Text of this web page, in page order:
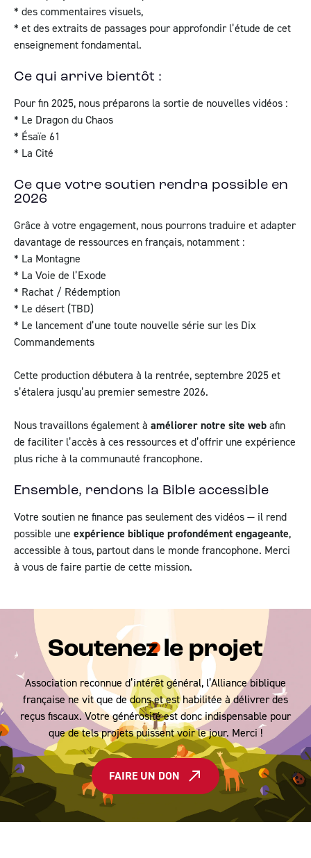
* des commentaires visuels,
* et des extraits de passages pour approfondir l’étude de cet
enseignement fondamental.
Ce qui arrive bientôt :
Pour fin 2025, nous préparons la sortie de nouvelles vidéos :
* Le Dragon du Chaos
* Ésaïe 61
* La Cité
Ce que votre soutien rendra possible en
2026
Grâce à votre engagement, nous pourrons traduire et adapter
davantage de ressources en français, notamment :
* La Montagne
* La Voie de l’Exode
* Rachat / Rédemption
* Le désert (TBD)
* Le lancement d’une toute nouvelle série sur les Dix
Commandements
Cette production débutera à la rentrée, septembre 2025 et
s’étalera jusqu’au premier semestre 2026.
Nous travaillons également à améliorer notre site webafin
de faciliter l’accès à ces ressources et d’offrir une expérience
plus riche à la communauté francophone.
Ensemble, rendons la Bible accessible
Votre soutien ne finance pas seulement des vidéos — il rend
possible une expérience biblique profondément engageante,
accessible à tous, partout dans le monde francophone. Merci
à vous de faire partie de cette mission.
Soutenez le projet
Association reconnue d’intérêt général, l’Alliance biblique
française ne vit que de dons et est habilitée à délivrer des
reçus fiscaux. Votre générosité est donc indispensable pour
que de tels projets puissent voir le jour. Merci !
FAIRE UN DON